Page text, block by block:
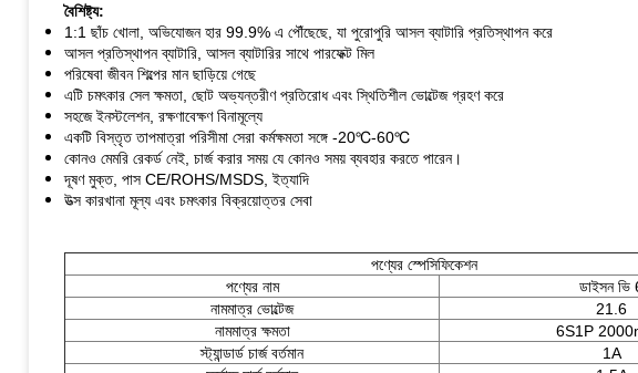
বৈশিষ্ট্য:
1:1 ছাঁচ খোলা, অভিযোজন হার 99.9% এ পৌঁছেছে, যা পুরোপুরি আসল ব্যাটারি প্রতিস্থাপন করে
আসল প্রতিস্থাপন ব্যাটারি, আসল ব্যাটারির সাথে পারফেক্ট মিল
পরিষেবা জীবন শিল্পের মান ছাড়িয়ে গেছে
এটি চমৎকার সেল ক্ষমতা, ছোট অভ্যন্তরীণ প্রতিরোধ এবং স্থিতিশীল ভোল্টেজ গ্রহণ করে
সহজে ইনস্টলেশন, রক্ষণাবেক্ষণ বিনামূল্যে
একটি বিস্তৃত তাপমাত্রা পরিসীমা সেরা কর্মক্ষমতা সঙ্গে -20℃-60℃
কোনও মেমরি রেকর্ড নেই, চার্জ করার সময় যে কোনও সময় ব্যবহার করতে পারেন।
দূষণ মুক্ত, পাস CE/ROHS/MSDS, ইত্যাদি
উত্স কারখানা মূল্য এবং চমৎকার বিক্রয়োত্তর সেবা
পণ্যের স্পেসিফিকেশন
পণ্যের নাম
ডাইসন ভি
নামমাত্র ভোল্টেজ
21.6
নামমাত্র ক্ষমতা
6S1P
স্ট্যান্ডার্ড চার্জ বর্তমান
1A